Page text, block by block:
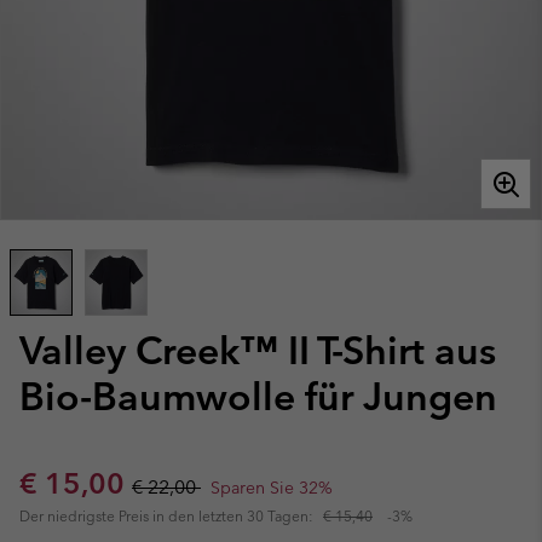
Valley Creek™ II T-Shirt aus
Bio-Baumwolle für Jungen
Sale price:
€ 15,00 Regular price:
€ 22,00 Sparen Sie 32%
Der niedrigste Preis in den letzten 30 Tagen: € 15,40 -3%